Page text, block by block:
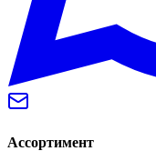
Ассортимент